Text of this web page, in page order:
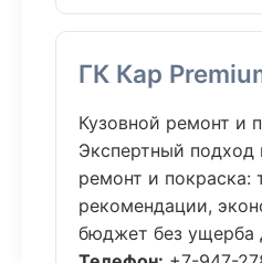
ГК Кар
Кузовной ремонт и
Экспертный подход
ремонт и покраска:
рекомендации,
бюджет без ущерба